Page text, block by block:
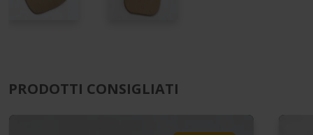
PRODOTTI CONSIGLIATI